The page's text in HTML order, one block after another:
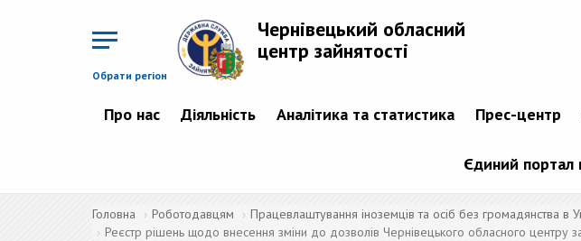
Обрати регіон
Чернівецький обласний
центр зайнятості
Про нас Діяльність Аналітика та статистика Прес-центр
Єдиний портал
Головна Роботодавцям Працевлаштування іноземців та осіб без громадянства в
Реєстр рішень щодо внесення зміни до дозволів Чернівецького обласного центру